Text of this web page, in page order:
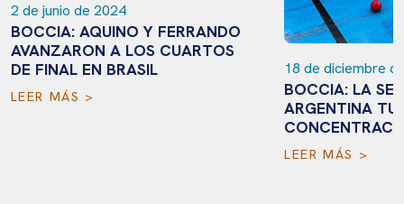
2 de junio de 2024
BOCCIA: AQUINO Y FERRANDO
AVANZARON A LOS CUARTOS
DE FINAL EN BRASIL
LEER MÁS >
18 de diciembre
BOCCIA: LA
ARGENTINA
LEER MÁS >